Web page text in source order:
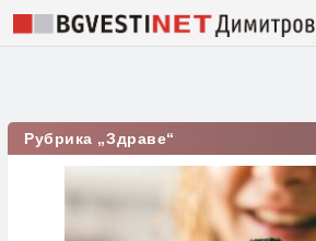
Рубрика „Здраве“